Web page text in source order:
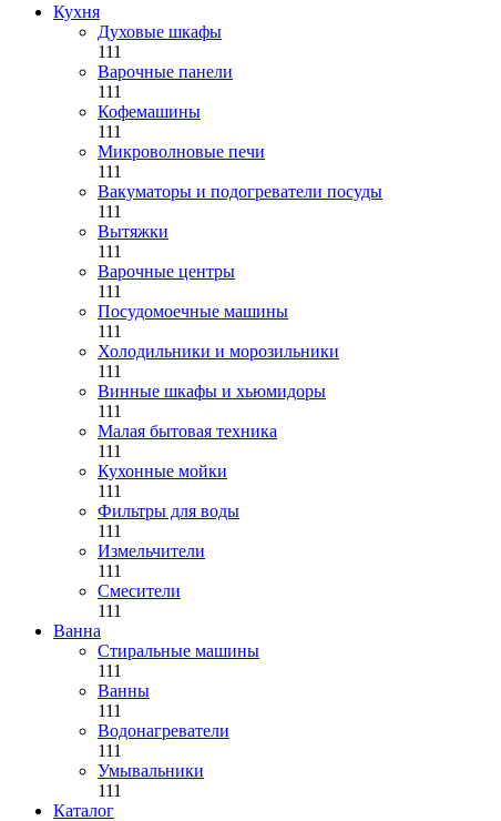
Кухня
Духовые шкафы
111
Варочные панели
111
Кофемашины
111
Микроволновые печи
111
Вакуматоры и подогреватели посуды
111
Вытяжки
111
Варочные центры
111
Посудомоечные машины
111
Холодильники и морозильники
111
Винные шкафы и хьюмидоры
111
Малая бытовая техника
111
Кухонные мойки
111
Фильтры для воды
111
Измельчители
111
Смесители
111
Ванна
Стиральные машины
111
Ванны
111
Водонагреватели
111
Умывальники
111
Каталог